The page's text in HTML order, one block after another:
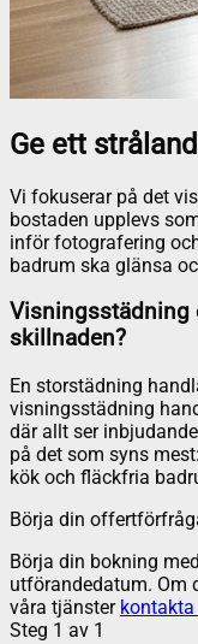
Ge ett
Vi fokuserar på det
bostaden upplevs
inför fotografering
badrum ska glänsa
Visningsstädning
skillnaden?
En storstädning
visningsstädning
där allt ser
på det som syns
kök och fläckfria
Börja din
Börja din bokning
utförandedatum. Om
våra tjänster
Steg 1 av 1